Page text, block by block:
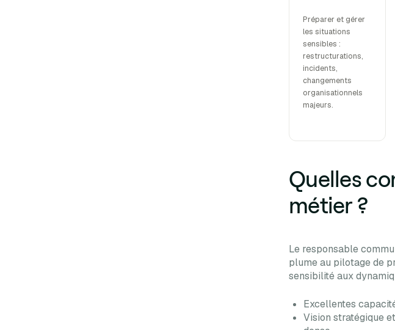
Préparer et gérer
les situations
sensibles :
restructurations,
incidents,
changements
organisationnels
majeurs.
Quelles
métier ?
Le responsable
plume au pilotage de
sensibilité aux
Excellentes
Vision stratégique